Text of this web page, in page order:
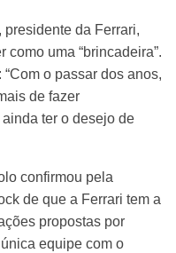
presidente da Ferrari,
uma “brincadeira”.
: “Com o passar dos anos,
de fazer
ter o desejo de
confirmou pela
de que a Ferrari tem a
propostas por
equipe com o